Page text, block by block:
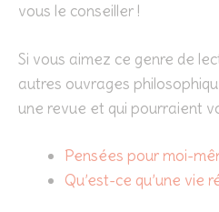
vous le conseiller !
Si vous aimez ce genre de
autres ouvrages
une revue et qui pourraient
Pensées pour moi-
Qu’est-ce qu’une vie